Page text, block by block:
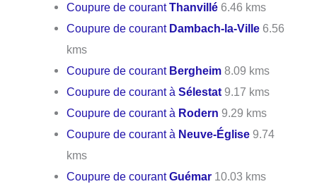
Coupure de courantThanvillé 6.46 kms
Coupure de courant Dambach-la-Ville 6.56
kms
Coupure de courant Bergheim 8.09 kms
Coupure de courant àSélestat 9.17 kms
Coupure de courant à Rodern 9.29 kms
Coupure de courant à Neuve-Église 9.74
kms
Coupure de courantGuémar 10.03 kms